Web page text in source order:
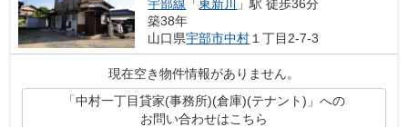
宇部線 「東新川
」駅 徒歩36分
築38年
山口県宇部市中村１丁目2-7-3
現在空き物件情報がありません。
「中村一丁目貸家(事務所)(倉庫)(テナント)」への
お問い合わせはこちら